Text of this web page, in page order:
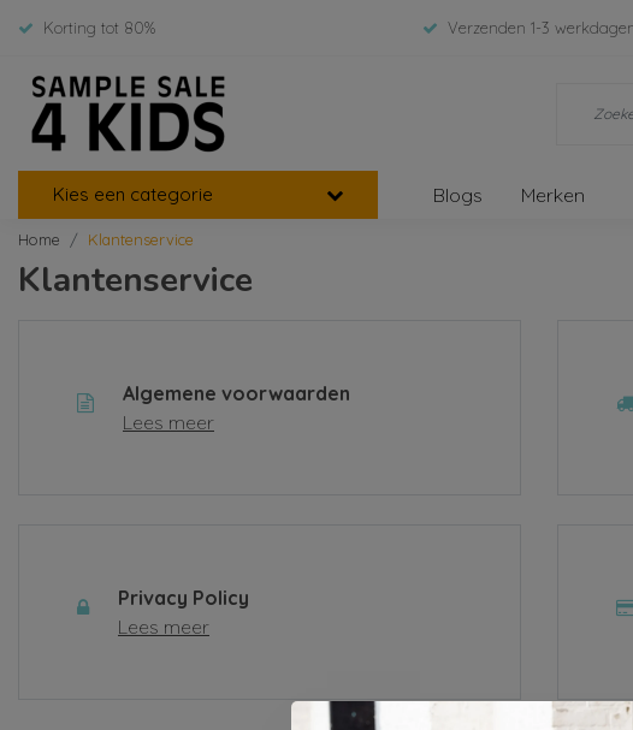
Korting tot 80% Verzenden 1-3
Kies een categorie Blogs Merken
Home Klantenservice
Klantenservice
Algemene voorwaarden
Lees meer
Privacy Policy
Lees meer